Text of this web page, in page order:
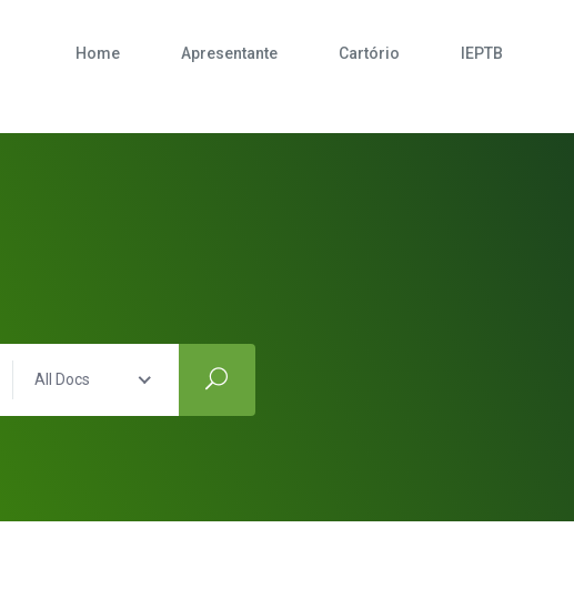
Home Apresentante Cartório IEPTB
All Docs